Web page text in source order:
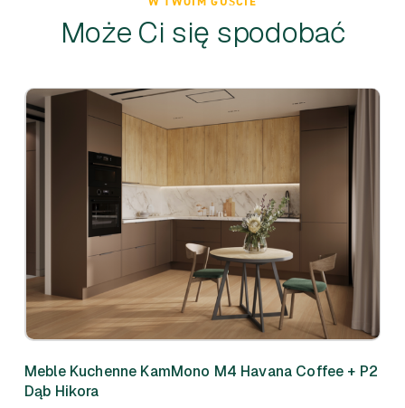
Może Ci się spodobać
Meble Kuchenne KamMono M4 Havana Coffee + P2
Dąb Hikora